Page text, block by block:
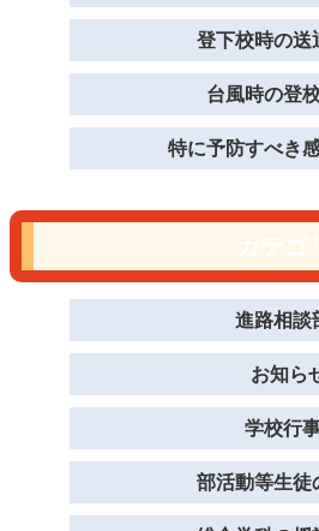
登下校時の送
台風時の登
特に予防すべき
進路相談
お知ら
学校行
部活動等生徒